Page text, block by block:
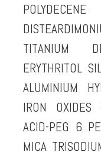
TITANIUM
ERYTHRITOL
ALUMINIUM
IRON
ACID-PEG 6
MICA